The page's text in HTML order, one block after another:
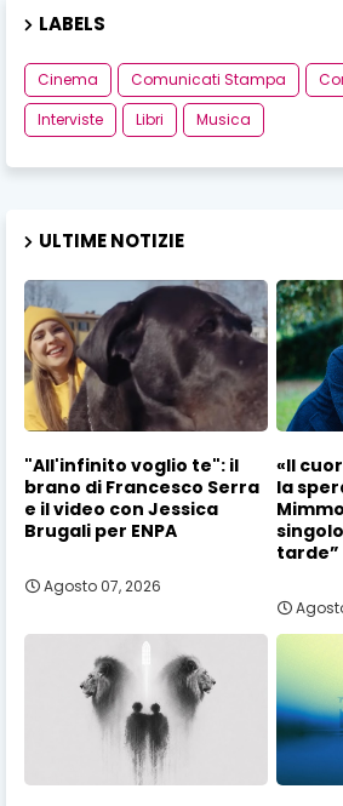
LABELS
Cinema Comunicati Stampa
Interviste
Libri Musica
ULTIME NOTIZIE
"All'infinito voglio te": il
brano di Francesco Serra
e il video con Jessica
Brugali per ENPA
Agosto 07, 2026
«Il
la
tarde”